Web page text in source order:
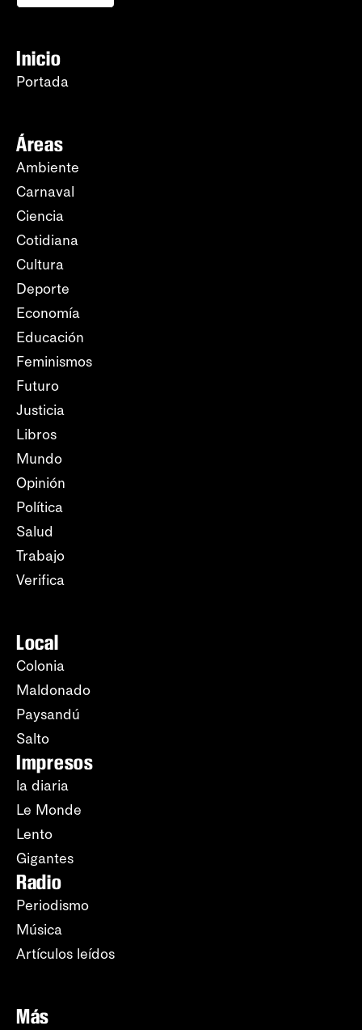
Inicio
Portada
Áreas
Ambiente
Carnaval
Ciencia
Cotidiana
Cultura
Deporte
Economía
Educación
Feminismos
Futuro
Justicia
Libros
Mundo
Opinión
Política
Salud
Trabajo
Verifica
Local
Colonia
Maldonado
Paysandú
Salto
Impresos
la diaria
Le Monde
Lento
Gigantes
Radio
Periodismo
Música
Artículos leídos
Más